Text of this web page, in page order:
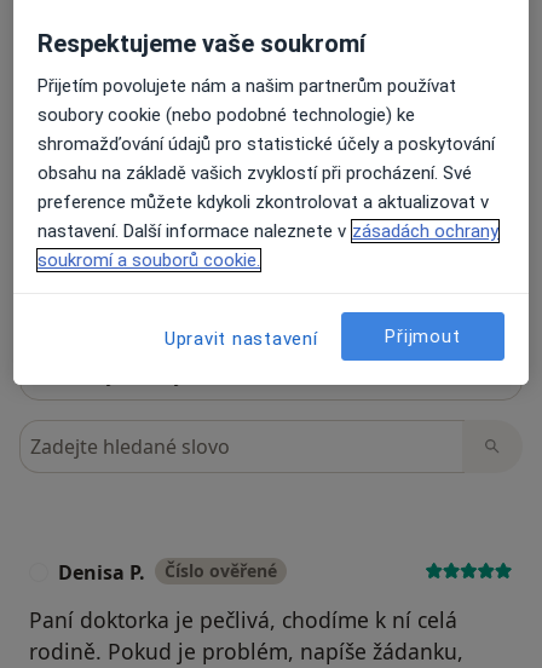
22 názorů
Recenze pacientů jsou pro nás důležité.
Specialisté nemají možnost zaplatit za
odstranění nebo změnu recenze pacienta.
Další informace.Další informace o názorech
Hledejte v názorech
Denisa P. Číslo ověřené
Paní doktorka je pečlivá, chodíme k ní celá
rodině. Pokud je problém, napíše žádanku,
Respektujeme vaše soukromí
Přijetím povolujete nám a našim partnerům používat
soubory cookie (nebo podobné technologie) ke
shromažďování údajů pro statistické účely a poskytování
obsahu na základě vašich zvyklostí při procházení. Své
preference můžete kdykoli zkontrolovat a aktualizovat v
nastavení. Další informace naleznete v zásadách ochrany
soukromí a souborů cookie.
Upravit nastavení Přijmout